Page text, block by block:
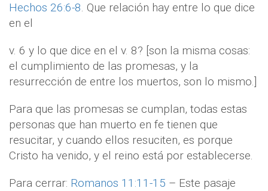
Hechos 26:6-8. Que relación hay entre lo que dice
en el
v. 6 y lo que dice en el v. 8? [son la misma cosas:
el cumplimiento de las promesas, y la
resurrección de entre los muertos, son lo mismo.]
Para que las promesas se cumplan, todas estas
personas que han muerto en fe tienen que
resucitar, y cuando ellos resuciten, es porque
Cristo ha venido, y el reino está por establecerse.
Para cerrar: Romanos 11:11-15 – Este pasaje